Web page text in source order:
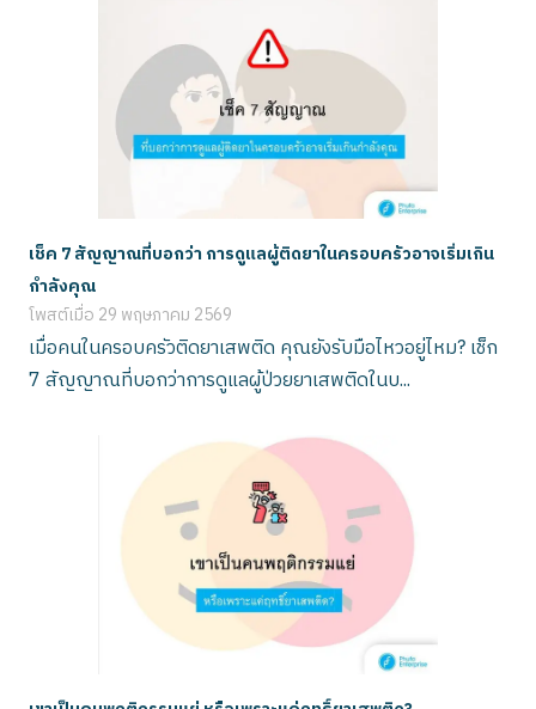
เช็ค 7 สัญญาณที่บอกว่า การดูแลผู้ติดยาในครอบครัวอาจเริ่มเกิน
กำลังคุณ
โพสต์เมื่อ 29 พฤษภาคม 2569
เมื่อคนในครอบครัวติดยาเสพติด คุณยังรับมือไหวอยู่ไหม? เช็ก
7 สัญญาณที่บอกว่าการดูแลผู้ป่วยยาเสพติดในบ...